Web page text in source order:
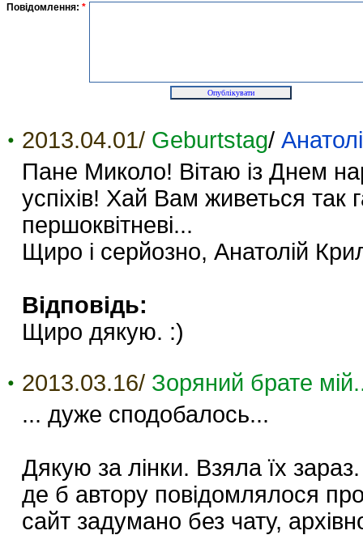
Повідомлення: *
2013.04.01/ Geburtstag/
Пане Миколо! Вітаю із Днем
успіхів! Хай Вам живеться так
першоквітневі...
Щиро і серйозно, Анатолій
Відповідь:
Щиро дякую. :)
2013.03.16/ Зоряний брате
... дуже сподобалось...
Дякую за лінки. Взяла їх
де б автору повідомлялося
сайт задумано без чату,